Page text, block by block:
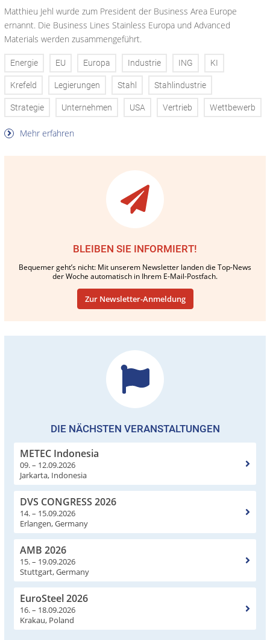
Matthieu Jehl wurde zum President der Business Area Europe
ernannt. Die Business Lines Stainless Europa und Advanced
Materials werden zusammengeführt.
Energie EU Europa Industrie ING KI
Krefeld Legierungen Stahl Stahlindustrie
Strategie Unternehmen USA Vertrieb Wettbewerb
Mehr erfahren
BLEIBEN SIE INFORMIERT!
Bequemer geht’s nicht: Mit unserem Newsletter landen die Top-News
der Woche automatisch in Ihrem E-Mail-Postfach.
Zur Newsletter-Anmeldung
DIE NÄCHSTEN VERANSTALTUNGEN
METEC Indonesia
09. – 12.09.2026
Jarkarta, Indonesia
DVS CONGRESS 2026
14. – 15.09.2026
Erlangen, Germany
AMB 2026
15. – 19.09.2026
Stuttgart, Germany
EuroSteel 2026
16. – 18.09.2026
Krakau, Poland